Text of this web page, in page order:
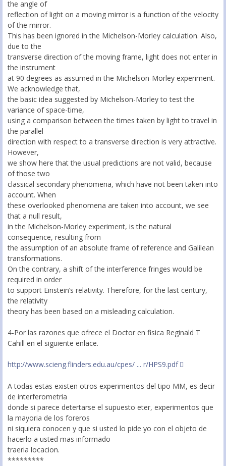
the angle of
reflection of light on a moving mirror is a function of the velocity
of the mirror.
This has been ignored in the Michelson-Morley calculation. Also,
due to the
transverse direction of the moving frame, light does not enter in
the instrument
at 90 degrees as assumed in the Michelson-Morley experiment.
We acknowledge that,
the basic idea suggested by Michelson-Morley to test the
variance of space-time,
using a comparison between the times taken by light to travel in
the parallel
direction with respect to a transverse direction is very attractive.
However,
we show here that the usual predictions are not valid, because
of those two
classical secondary phenomena, which have not been taken into
account. When
these overlooked phenomena are taken into account, we see
that a null result,
in the Michelson-Morley experiment, is the natural
consequence, resulting from
the assumption of an absolute frame of reference and Galilean
transformations.
On the contrary, a shift of the interference fringes would be
required in order
to support Einstein’s relativity. Therefore, for the last century,
the relativity
theory has been based on a misleading calculation.
4-Por las razones que ofrece el Doctor en fisica Reginald T
Cahill en el siguiente enlace.
http://www.scieng.flinders.edu.au/cpes/ ... r/HPS9.pdf
A todas estas existen otros experimentos del tipo MM, es decir
de interferometria
donde si parece detertarse el supuesto eter, experimentos que
la mayoria de los foreros
ni siquiera conocen y que si usted lo pide yo con el objeto de
hacerlo a usted mas informado
traeria locacion.
*********